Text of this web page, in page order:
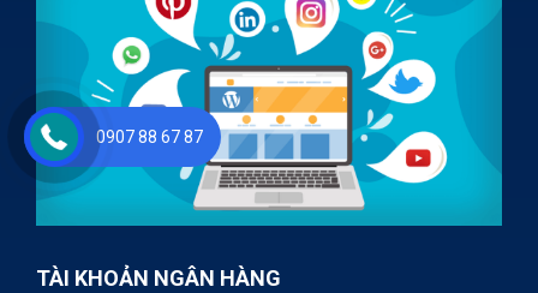
TÀI KHOẢN NGÂN HÀNG
0907 88 67 87